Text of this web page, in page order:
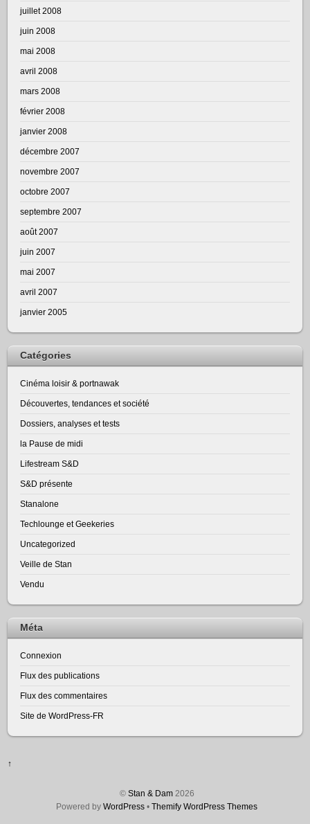
juillet 2008
juin 2008
mai 2008
avril 2008
mars 2008
février 2008
janvier 2008
décembre 2007
novembre 2007
octobre 2007
septembre 2007
août 2007
juin 2007
mai 2007
avril 2007
janvier 2005
Catégories
Cinéma loisir & portnawak
Découvertes, tendances et société
Dossiers, analyses et tests
la Pause de midi
Lifestream S&D
S&D présente
Stanalone
Techlounge et Geekeries
Uncategorized
Veille de Stan
Vendu
Méta
Connexion
Flux des publications
Flux des commentaires
Site de WordPress-FR
↑
© Stan & Dam2026
Powered by WordPress • Themify WordPress Themes